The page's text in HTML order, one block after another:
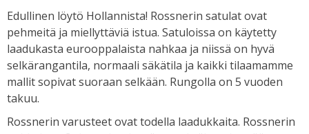
Edullinen löytö Hollannista! Rossnerin satulat ovat
pehmeitä ja miellyttäviä istua. Satuloissa on käytetty
laadukasta eurooppalaista nahkaa ja niissä on hyvä
selkärangantila, normaali säkätila ja kaikki tilaamamme
mallit sopivat suoraan selkään. Rungolla on 5 vuoden
takuu.
Rossnerin varusteet ovat todella laadukkaita. Rossnerin